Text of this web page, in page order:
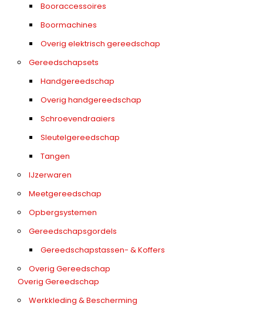
Booraccessoires
Boormachines
Overig elektrisch gereedschap
Gereedschapsets
Handgereedschap
Overig handgereedschap
Schroevendraaiers
Sleutelgereedschap
Tangen
IJzerwaren
Meetgereedschap
Opbergsystemen
Gereedschapsgordels
Gereedschapstassen- & Koffers
Overig Gereedschap
Overig Gereedschap
Werkkleding & Bescherming